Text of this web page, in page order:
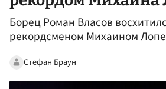
Борец Роман Власов
рекордсменом Михаином
Стефан Браун